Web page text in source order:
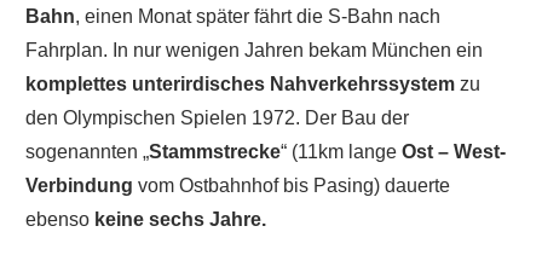
Bahn, einen Monat später fährt die S-Bahn nach
Fahrplan. In nur wenigen Jahren bekam München ein
komplettes unterirdisches Nahverkehrssystem zu
den Olympischen Spielen 1972. Der Bau der
sogenannten „Stammstrecke“ (11km lange Ost – West-
Verbindung vom Ostbahnhof bis Pasing) dauerte
ebenso keine sechs Jahre.